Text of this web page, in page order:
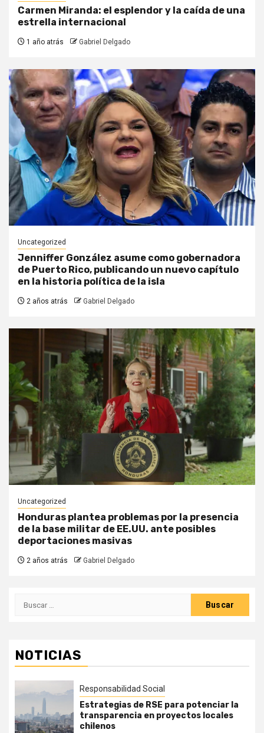
Carmen Miranda: el esplendor y la caída de una
estrella internacional
1 año atrás Gabriel Delgado
Uncategorized
Jenniffer González asume como gobernadora
de Puerto Rico, publicando un nuevo capítulo
en la historia política de la isla
2 años atrás Gabriel Delgado
Uncategorized
Honduras plantea problemas por la presencia
de la base militar de EE.UU. ante posibles
deportaciones masivas
2 años atrás Gabriel Delgado
Buscar:
NOTICIAS
Responsabilidad Social
Estrategias de RSE para potenciar la
transparencia en proyectos locales
chilenos